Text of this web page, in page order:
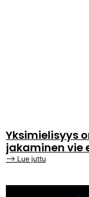
Yksimielisyys
jakaminen vie
⟶ Lue juttu